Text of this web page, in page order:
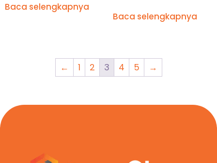
Baca selengkapnya
Baca selengkapnya
← 1 2 3 4 5 →